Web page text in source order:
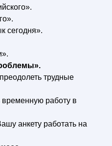
сегодня».
трудные
работу в
анкету работать на